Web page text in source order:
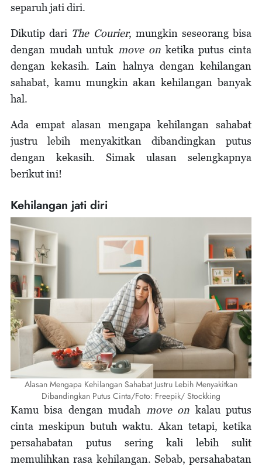
separuh jati diri.
Dikutip dari The Courier, mungkin seseorang bisa
dengan mudah untuk move onketika putus cinta
dengan kekasih. Lain halnya dengan kehilangan
sahabat, kamu mungkin akan kehilangan banyak
hal.
Ada empat alasan mengapa kehilangan sahabat
justru lebih menyakitkan dibandingkan putus
dengan kekasih. Simak ulasan selengkapnya
berikut ini!
Kehilangan jati diri
Alasan Mengapa Kehilangan Sahabat Justru Lebih Menyakitkan
Dibandingkan Putus Cinta/Foto: Freepik/ Stockking
Kamu bisa dengan mudah move on kalau putus
cinta meskipun butuh waktu. Akan tetapi, ketika
persahabatan putus sering kali lebih sulit
memulihkan rasa kehilangan. Sebab, persahabatan